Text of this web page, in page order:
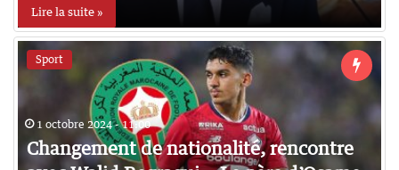
Lire la suite »
Sport
1 octobre 2024 - 11:00
Changement de nationalité, rencontre